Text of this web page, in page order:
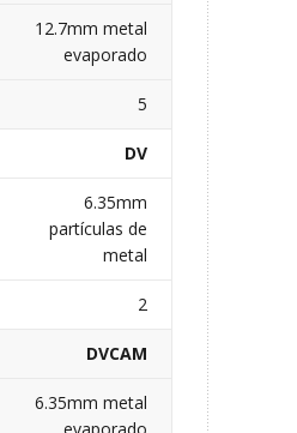
12.7mm metal
evaporado
5
DV
6.35mm
partículas de
metal
2
DVCAM
6.35mm metal